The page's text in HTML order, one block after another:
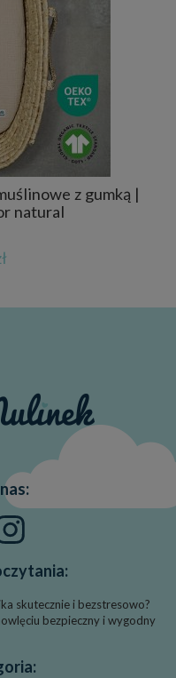
z gumką |
natural
skutecznie i bezstresowo?
bezpieczny i wygodny